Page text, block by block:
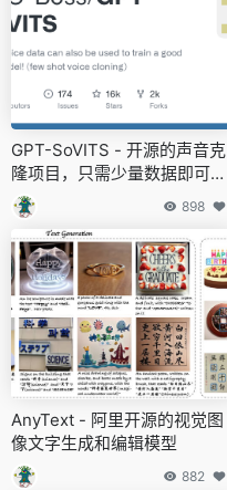
GPT-SoVITS - 开源的声音克
隆项目，只需少量数据即可合
成声音
898
AnyText - 阿里开源的视觉图
像文字生成和编辑模型
882